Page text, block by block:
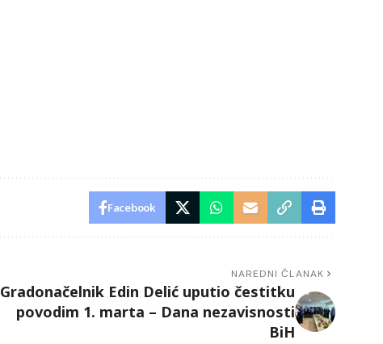
Facebook
NAREDNI ČLANAK
Gradonačelnik Edin Delić uputio čestitku
povodim 1. marta – Dana nezavisnosti
BiH